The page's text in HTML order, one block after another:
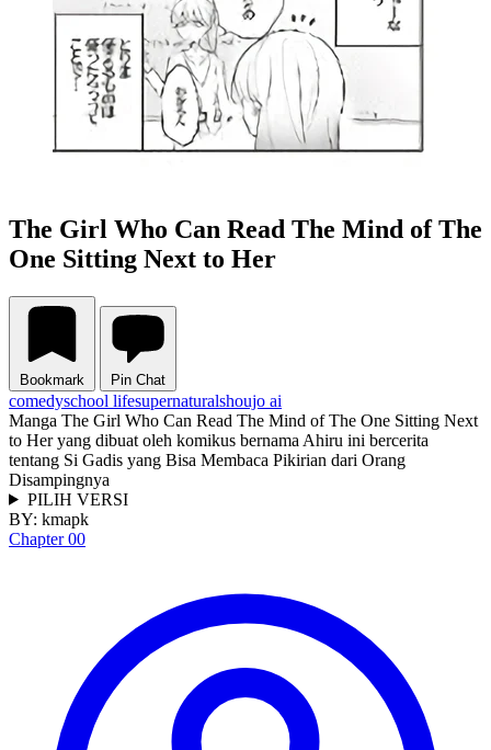
The Girl Who Can Read The Mind of The
One Sitting Next to Her
Bookmark Pin Chat
comedyschool lifesupernaturalshoujo ai
Manga The Girl Who Can Read The Mind of The One Sitting Next
to Her yang dibuat oleh komikus bernama Ahiru ini bercerita
tentang Si Gadis yang Bisa Membaca Pikirian dari Orang
Disampingnya
PILIH VERSI
BY: kmapk
Chapter 00